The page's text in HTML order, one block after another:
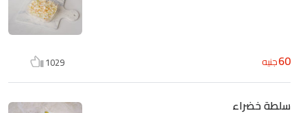
60جنيه 1029
سلطة خضراء